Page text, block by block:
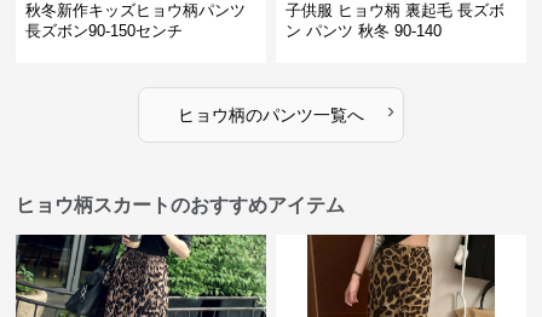
秋冬新作キッズヒョウ柄パンツ
長ズボン90-150センチ
子供服 ヒョウ柄 裏起毛 長ズボ
ン パンツ 秋冬 90-140
ヒョウ柄のパンツ一覧へ ›
ヒョウ柄スカートのおすすめアイテム